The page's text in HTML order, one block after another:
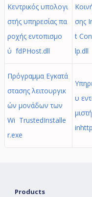
Κεντρικός υπολογι
στής υπηρεσίας πα
ροχής εντοπισμο
ύ fdPHost.dll
σης
t
lp.dll
Πρόγραμμα Εγκατά
στασης λειτουργικ
ών μονάδων των
Wi TrustedInstalle
r.exe
υ
Products